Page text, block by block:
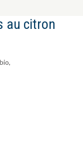
au citron